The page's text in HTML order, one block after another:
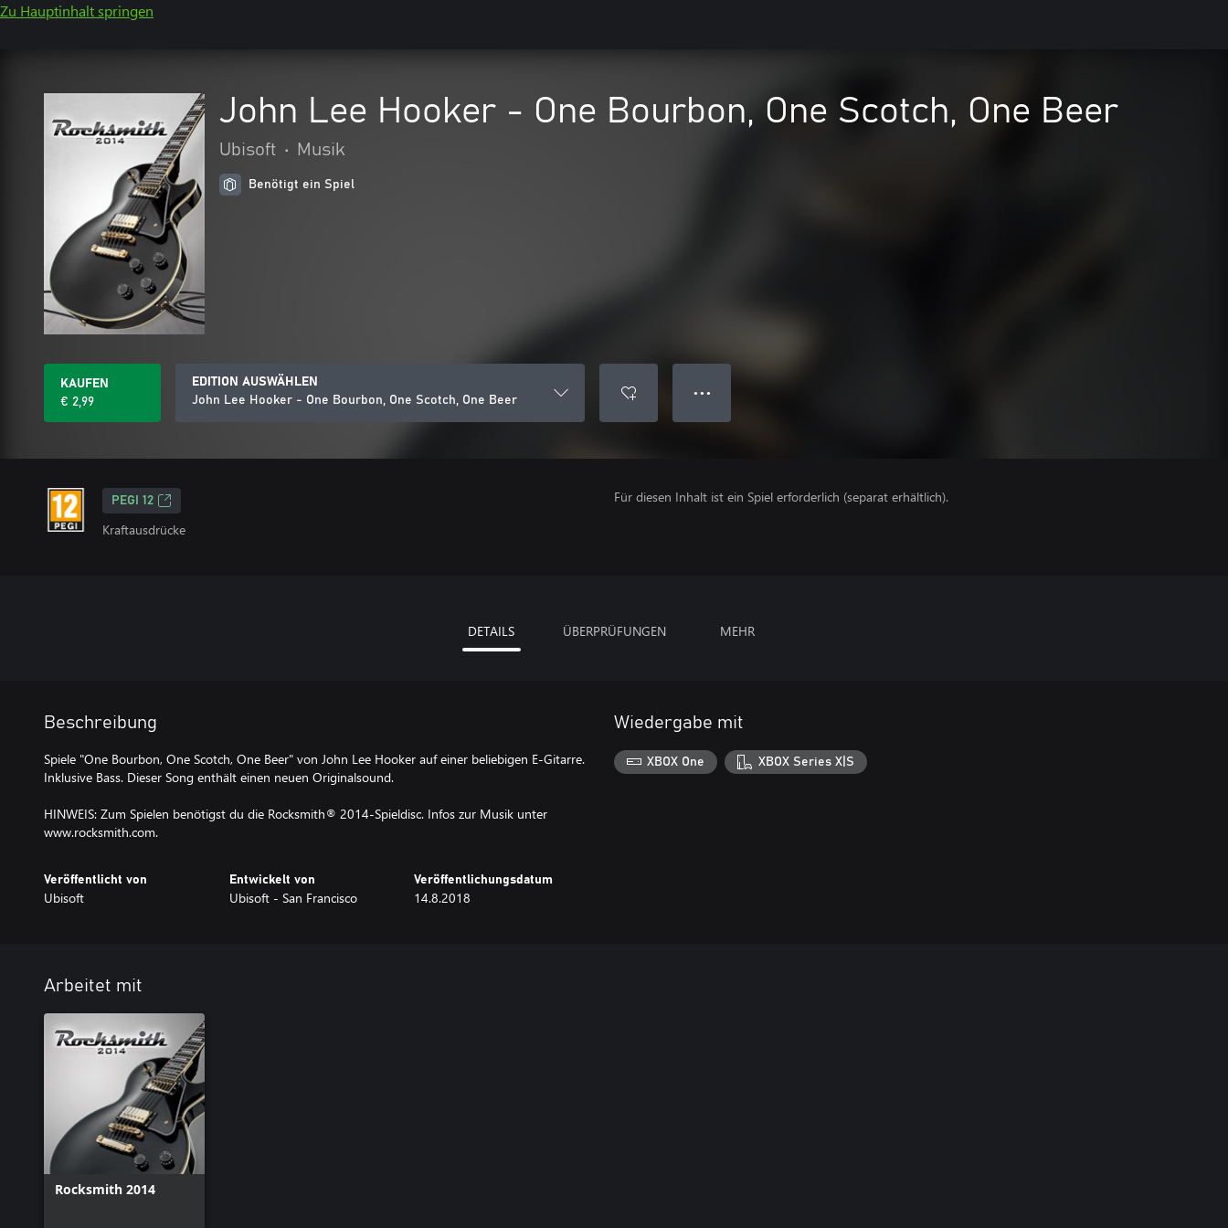
Zu Hauptinhalt springen
John Lee Hooker - One Bourbon, One Scotch, One Beer
Ubisoft • Musik
Benötigt ein Spiel
KAUFEN
€ 2,99
EDITION AUSWÄHLEN
John Lee Hooker - One Bourbon, One Scotch, One Beer
● ● ●
PEGI 12
Kraftausdrücke
Für diesen Inhalt ist ein Spiel erforderlich (separat erhältlich).
DETAILS ÜBERPRÜFUNGEN MEHR
Beschreibung
Spiele "One Bourbon, One Scotch, One Beer" von John Lee Hooker auf einer beliebigen E-Gitarre.
Inklusive Bass. Dieser Song enthält einen neuen Originalsound.
HINWEIS: Zum Spielen benötigst du die Rocksmith® 2014-Spieldisc. Infos zur Musik unter
www.rocksmith.com.
Veröffentlicht von
Ubisoft
Entwickelt von
Ubisoft - San Francisco
Veröffentlichungsdatum
14.8.2018
Wiedergabe mit
XBOX One XBOX Series X|S
Arbeitet mit
Rocksmith 2014